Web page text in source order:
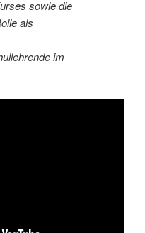
sowie die
als
im